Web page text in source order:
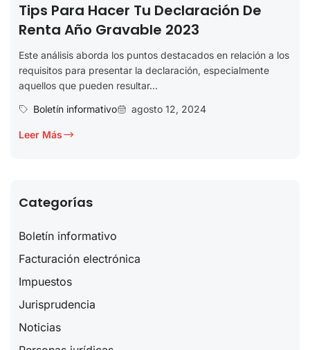
Tips Para Hacer Tu Declaración De
Renta Año Gravable 2023
Este análisis aborda los puntos destacados en relación a los
requisitos para presentar la declaración, especialmente
aquellos que pueden resultar...
Boletín informativo
agosto 12, 2024
Leer Más
Categorías
Boletín informativo
Facturación electrónica
Impuestos
Jurisprudencia
Noticias